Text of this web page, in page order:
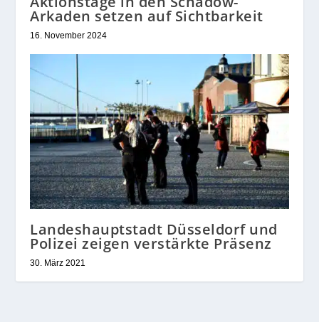
Arkaden setzen auf Sichtbarkeit
16. November 2024
Landeshauptstadt Düsseldorf und
Polizei zeigen verstärkte Präsenz
30. März 2021